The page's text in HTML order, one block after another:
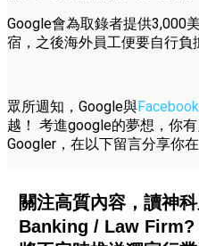
Google會為取錄者提供3,000
宿，之後海外員工便要自行負
眾所週知，Google與Facebook
越！ 考進google的夢想，你
Googler，在以下留言分享你
關注高質內容，讀神
Banking / Law Firm?